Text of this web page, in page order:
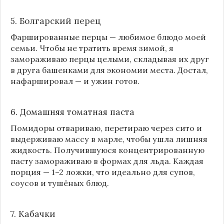
5. Болгарский перец
Фаршированные перцы — любимое блюдо моей
семьи. Чтобы не тратить время зимой, я
замораживаю перцы целыми, складывая их друг
в друга башенками для экономии места. Достал,
нафаршировал — и ужин готов.
6. Домашняя томатная паста
Помидоры отвариваю, перетираю через сито и
выдерживаю массу в марле, чтобы ушла лишняя
жидкость. Получившуюся концентрированную
пасту замораживаю в формах для льда. Каждая
порция — 1–2 ложки, что идеально для супов,
соусов и тушёных блюд.
7. Кабачки